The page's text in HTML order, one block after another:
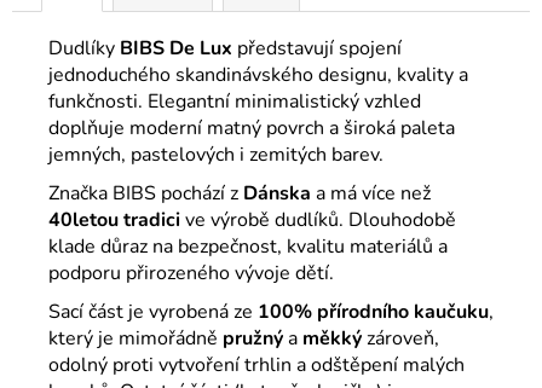
Dudlíky BIBS De Lux představují spojení
jednoduchého skandinávského designu, kvality a
funkčnosti. Elegantní minimalistický vzhled
doplňuje moderní matný povrch a široká paleta
jemných, pastelových i zemitých barev.
Značka BIBS pochází z Dánska a má více než
40letou tradicive výrobě dudlíků. Dlouhodobě
klade důraz na bezpečnost, kvalitu materiálů a
podporu přirozeného vývoje dětí.
Sací část je vyrobená ze 100% přírodního kaučuku,
který je mimořádně pružnýa měkkýzároveň,
odolný proti vytvoření trhlin a odštěpení malých